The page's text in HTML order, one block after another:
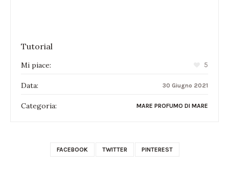
Tutorial
Mi piace: 5
Data: 30 Giugno 2021
Categoria: MARE PROFUMO DI MARE
FACEBOOK TWITTER PINTEREST